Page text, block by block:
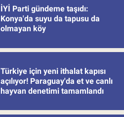
İYİ Parti gündeme taşıdı:
Konya'da suyu da tapusu da
olmayan köy
Türkiye için yeni ithalat kapısı
açılıyor! Paraguay'da et ve canlı
hayvan denetimi tamamlandı